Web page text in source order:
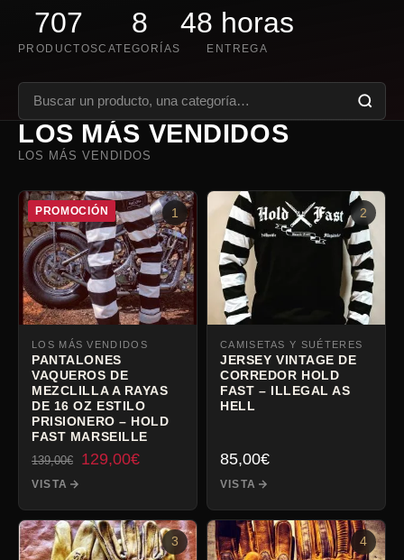
707
PRODUCTOS
8
CATEGORÍAS
48 horas
ENTREGA
LOS MÁS VENDIDOS
LOS MÁS VENDIDOS
PROMOCIÓN 1
LOS MÁS VENDIDOS
PANTALONES
VAQUEROS DE
MEZCLILLA A RAYAS
DE 16 OZ ESTILO
PRISIONERO – HOLD
FAST MARSEILLE
139,00€
El
139,00€.
129,00€El
129,00€.
VISTA
2
CAMISETAS Y SUÉTERES
JERSEY VINTAGE DE
CORREDOR HOLD
FAST – ILLEGAL AS
HELL
85,00€
VISTA
3 4